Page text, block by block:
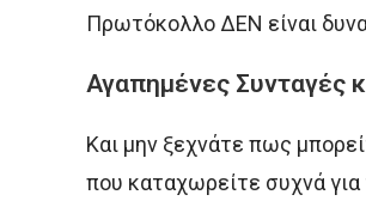
Πρωτόκολλο ΔΕΝ είναι
Αγαπημένες Συνταγές
Και μην ξεχνάτε πως
που καταχωρείτε συχνά